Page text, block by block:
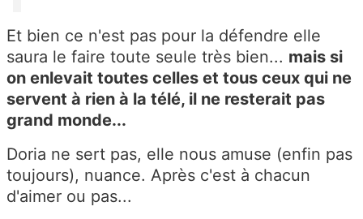
Et bien ce n'est pas pour la défendre elle
saura le faire toute seule très bien... mais si
on enlevait toutes celles et tous ceux qui ne
servent à rien à la télé, il ne resterait pas
grand monde...
Doria ne sert pas, elle nous amuse (enfin pas
toujours), nuance. Après c'est à chacun
d'aimer ou pas...